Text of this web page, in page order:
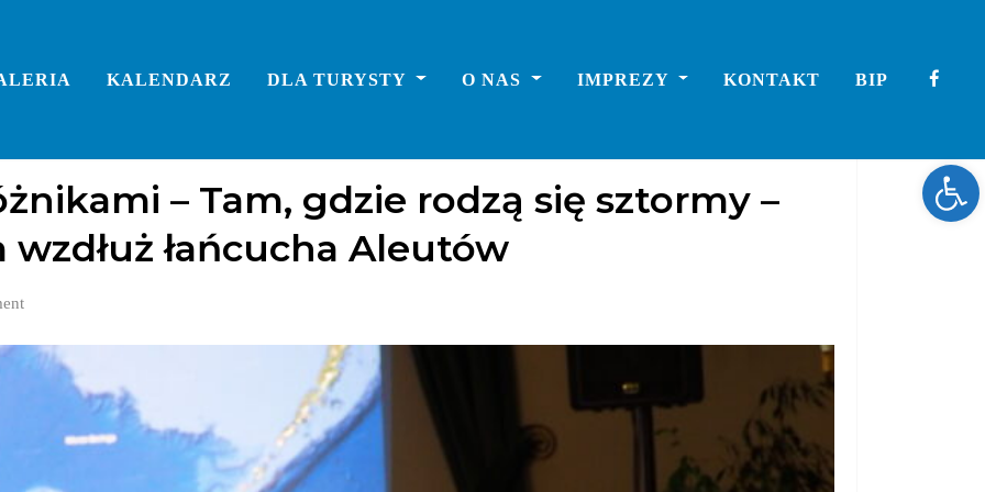
KALENDARZ DLA TURYSTY O NAS IMPREZY KONTAKT BIP
– Tam, gdzie rodzą się sztormy –
łańcucha Aleutów